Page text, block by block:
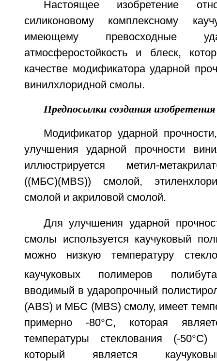
Настоящее изобретение
силиконовому комплексному
имеющему превосходные
атмосферостойкость и блеск,
качестве модификатора ударной
винилхлоридной смолы.
Предпосылки создания изобретения
Модификатор ударной
улучшения ударной прочности
иллюстрируется метил-
((МБС)(MBS)) смолой,
смолой и акриловой смолой.
Для улучшения ударной
смолы используется каучуковый
можно низкую температуру
каучуковых полимеров
вводимый в ударопрочный
(ABS) и МБС (MBS) смолу, имеет
примерно -80°C, которая
температуры стеклования (-50°C)
который является